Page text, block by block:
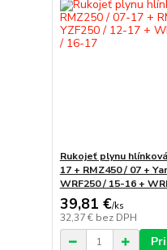
Rukojeť plynu
17 + RMZ450 / 07 +
WRF250 / 15-16 +
39,81 €/ks
32,37 € bez DPH